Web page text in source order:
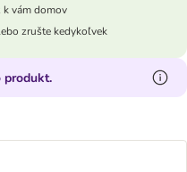
k vám domov
zrušte kedykoľvek
produkt.